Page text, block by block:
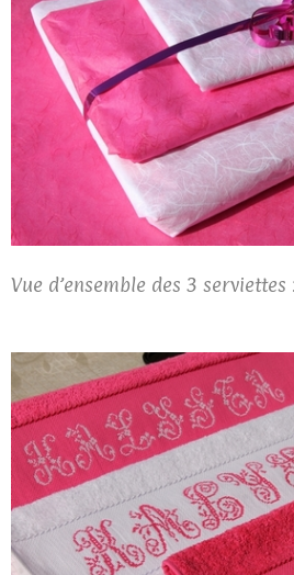
Vue d’ensemble des 3 serviettes